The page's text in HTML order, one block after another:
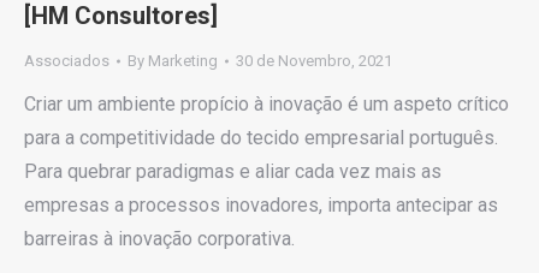
[HM Consultores]
Associados By Marketing 30 de Novembro, 2021
Criar um ambiente propício à inovação é um aspeto crítico
para a competitividade do tecido empresarial português.
Para quebrar paradigmas e aliar cada vez mais as
empresas a processos inovadores, importa antecipar as
barreiras à inovação corporativa.